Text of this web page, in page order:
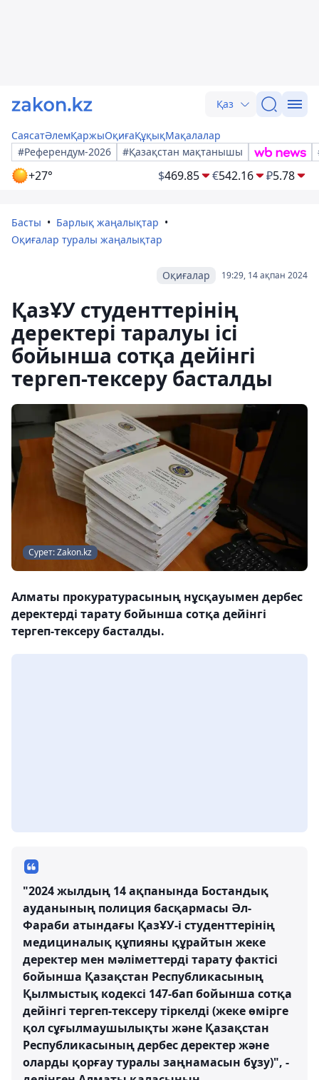
Қаз
СаясатӘлемҚаржыОқиғаҚұқықМақалалар
#Референдум-2026
#Қазақстан мақтанышы
+27° $469.85 €542.16 ₽5.78
Басты
Барлық жаңалықтар
Оқиғалар туралы жаңалықтар
19:29, 14 ақпан 2024
Оқиғалар
ҚазҰУ студенттерінің
деректері таралуы ісі
бойынша сотқа дейінгі
тергеп-тексеру басталды
Сурет: Zakon.kz
Алматы прокуратурасының нұсқауымен дербес
деректерді тарату бойынша сотқа дейінгі
тергеп-тексеру басталды.
"2024 жылдың 14 ақпанында Бостандық
ауданының полиция басқармасы Әл-
Фараби атындағы ҚазҰУ-і студенттерінің
медициналық құпияны құрайтын жеке
деректер мен мәліметтерді тарату фактісі
бойынша Қазақстан Республикасының
Қылмыстық кодексі 147-бап бойынша сотқа
дейінгі тергеп-тексеру тіркелді (жеке өмірге
қол сұғылмаушылықты және Қазақстан
Республикасының дербес деректер және
оларды қорғау туралы заңнамасын бұзу)", -